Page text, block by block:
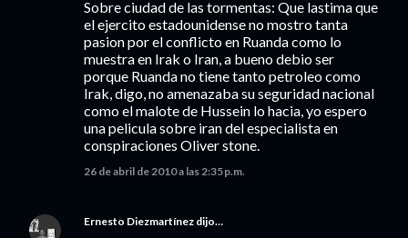
Sobre ciudad de las tormentas: Que lastima que
el ejercito estadounidense no mostro tanta
pasion por el conflicto en Ruanda como lo
muestra en Irak o Iran, a bueno debio ser
porque Ruanda no tiene tanto petroleo como
Irak, digo, no amenazaba su seguridad nacional
como el malote de Hussein lo hacia, yo espero
una pelicula sobre iran del especialista en
conspiraciones Oliver stone.
26 de abril de 2010 a las 2:35 p.m.
Ernesto Diezmartínez dijo…